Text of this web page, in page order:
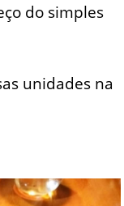
do simples
unidades na